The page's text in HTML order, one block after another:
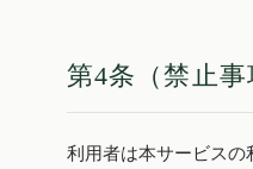
第4条（禁止事
利用者は本サービスの